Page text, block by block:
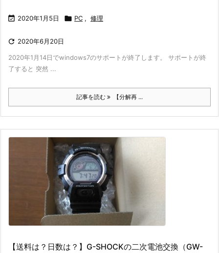
 2020年1月5日  PC , 修理
 2020年6月20日
2020年1月14日でwindows7のサポートが終了します。 サポートが終
了すると 突然 ...
記事を読む 【分解再 ...
【送料は？日数は？】G-SHOCKの二次電池交換（GW-